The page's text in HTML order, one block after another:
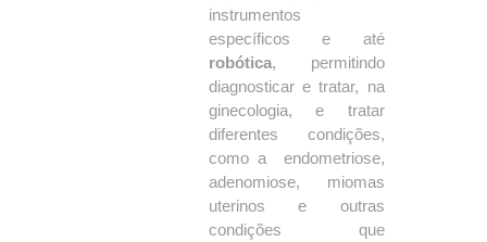
instrumentos
específicos e até
robótica, permitindo
diagnosticar e tratar, na
ginecologia, e tratar
diferentes condições,
como a endometriose,
adenomiose, miomas
uterinos e outras
condições que